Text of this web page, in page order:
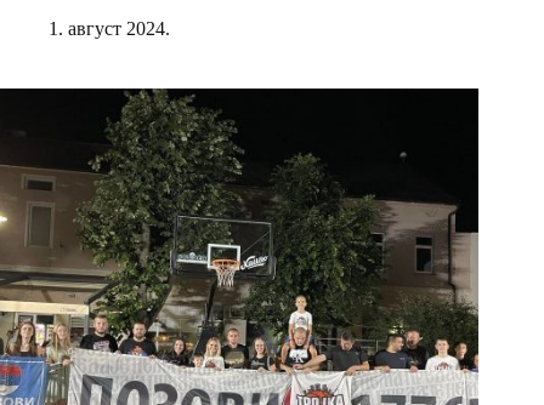
1. август 2024.